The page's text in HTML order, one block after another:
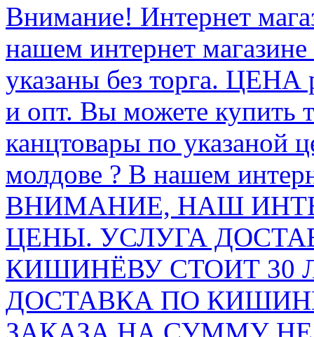
Внимание! Интернет
нашем интернет
указаны без торга.
и опт. Вы можете купить
канцтовары по указаной
молдове ? В нашем
ВНИМАНИЕ, НАШ
ЦЕНЫ. УСЛУГА
КИШИНЁВУ СТОИТ 30
ДОСТАВКА ПО